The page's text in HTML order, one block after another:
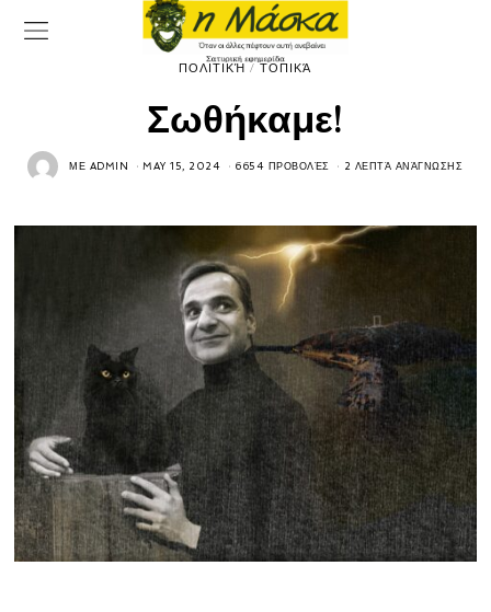
ΠΟΛΙΤΙΚΉ / ΤΟΠΙΚΆ
Σωθήκαμε!
ΜΕ ADMIN MAY 15, 2024 6654 ΠΡΟΒΟΛΈΣ 2 ΛΕΠΤΆ ΑΝΆΓΝΩΣΗΣ